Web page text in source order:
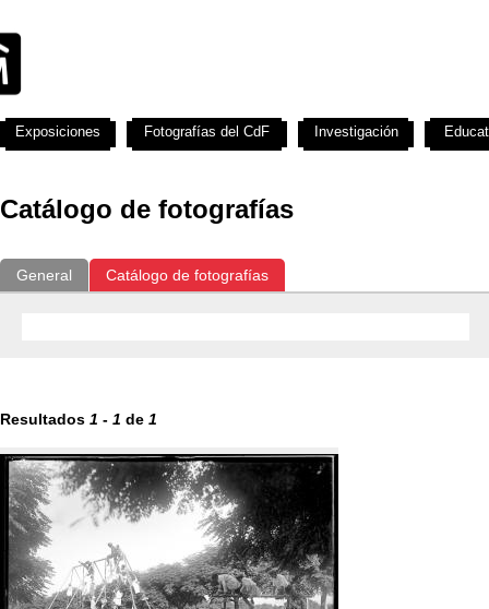
Catálogo de fotografías
General Catálogo de fotografías
Resultados 1 - 1 de 1
Exposiciones Fotografías del CdF Investigación